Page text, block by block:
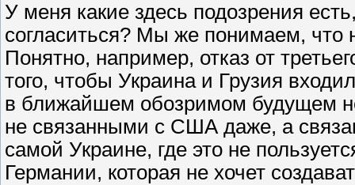
У меня какие здесь подозрения
согласиться? Мы же понимаем, что
Понятно, например, отказ от
того, чтобы Украина и Грузия
в ближайшем обозримом будущем
не связанными с США даже, а
самой Украине, где это не
Германии, которая не хочет